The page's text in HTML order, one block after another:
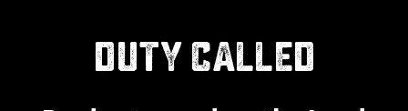
DUTY CALLED